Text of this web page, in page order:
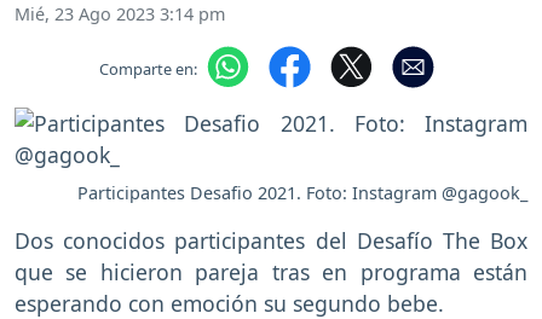
Mié, 23 Ago 2023 3:14 pm
Comparte en:
Participantes Desafio 2021. Foto: Instagram @gagook_
Dos conocidos participantes del Desafío The Box
que se hicieron pareja tras en programa están
esperando con emoción su segundo bebe.